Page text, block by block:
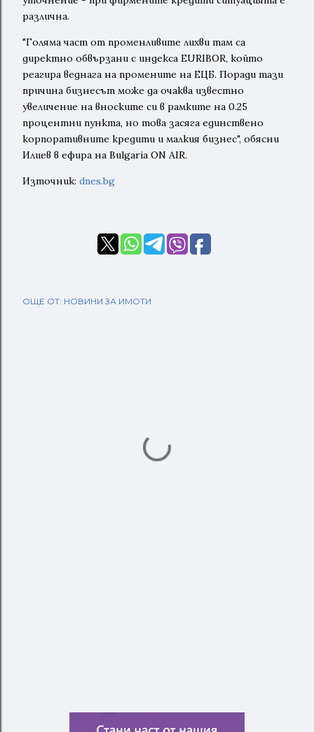
различна.
"Голяма част от променливите лихви там са
директно обвързани с индекса EURIBOR, който
реагира веднага на промените на ЕЦБ. Поради тази
причина бизнесът може да очаква известно
увеличение на вноските си в рамките на 0.25
процентни пункта, но това засяга единствено
корпоративните кредити и малкия бизнес", обясни
Илиев в ефира на Bulgaria ON AIR.
Източник: dnes.bg
ОЩЕ ОТ: НОВИНИ ЗА ИМОТИ